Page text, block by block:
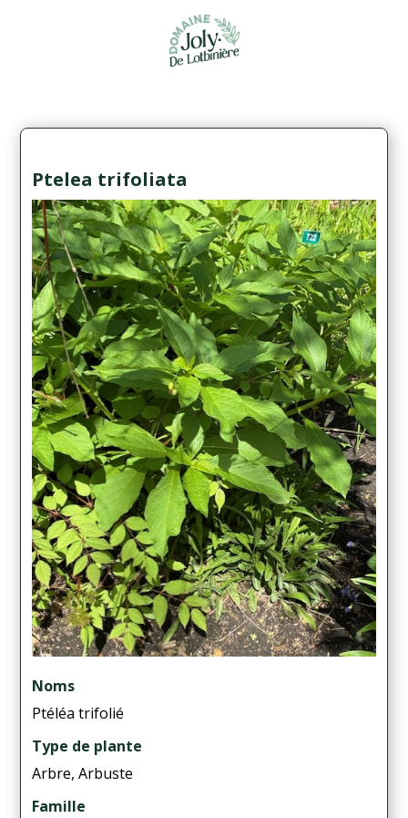
Ptelea trifoliata
Noms
Ptéléa trifolié
Type de plante
Arbre, Arbuste
Famille